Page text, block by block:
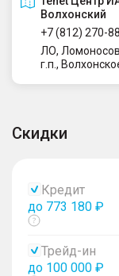
Волхонский
+7 (812) 270-
ЛО,
г.п.,
Скидки
Кредит
до 773 180 ₽
Показать
Трейд-ин
до 100 000 ₽